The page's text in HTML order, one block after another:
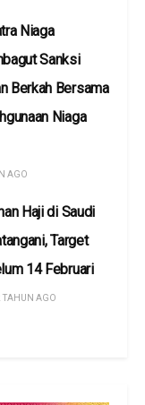
Niaga
Sanksi
Berkah Bersama
Niaga
AGO
Haji di Saudi
Target
14 Februari
TAHUN AGO